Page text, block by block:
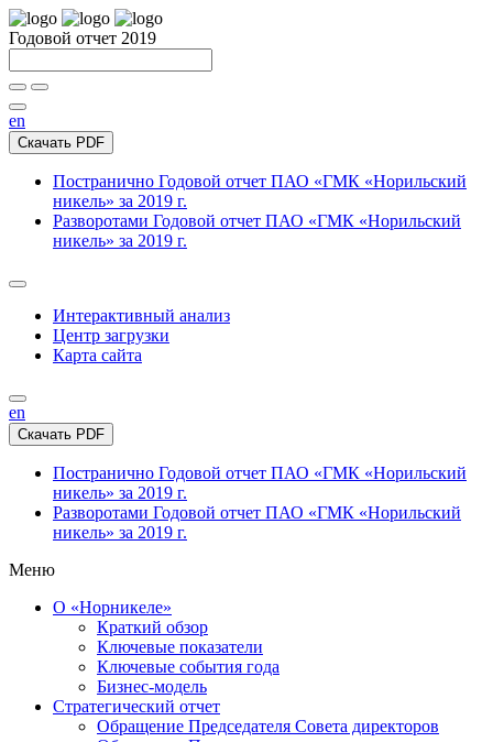
Годовой отчет 2019
en
Скачать PDF
Постранично Годовой отчет ПАО «ГМК «Норильский
никель» за 2019 г.
Разворотами Годовой отчет ПАО «ГМК «Норильский
никель» за 2019 г.
Интерактивный анализ
Центр загрузки
Карта сайта
en
Скачать PDF
Постранично Годовой отчет ПАО «ГМК «Норильский
никель» за 2019 г.
Разворотами Годовой отчет ПАО «ГМК «Норильский
никель» за 2019 г.
Меню
О «Норникеле»
Краткий обзор
Ключевые показатели
Ключевые события года
Бизнес-модель
Стратегический отчет
Обращение Председателя Совета директоров